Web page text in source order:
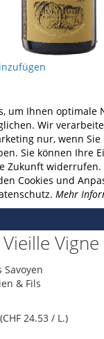
um Ihnen optimale
Wir
nur, wenn Sie
Sie können Ihre
Zukunft widerrufen.
Cookies und
Mehr
Vigne
Savoyen
& Fils
(CHF 24.53 / L.)